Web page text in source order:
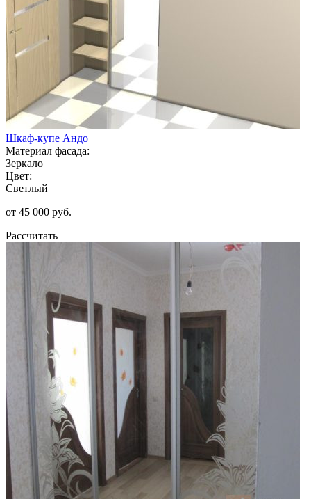
Шкаф-купе Андо
Материал фасада:
Зеркало
Цвет:
Светлый
от 45 000 руб.
Рассчитать